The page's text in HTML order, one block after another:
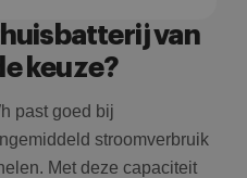
van
keuze?
past goed bij
stroomverbruik
Met deze capaciteit